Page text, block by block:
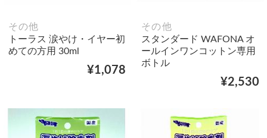
その他
トーラス 涙やけ・イヤー初
めての方用 30ml
¥1,078
その他
スタンダード WAFONA オ
ールインワンコットン専用
ボトル
¥2,530